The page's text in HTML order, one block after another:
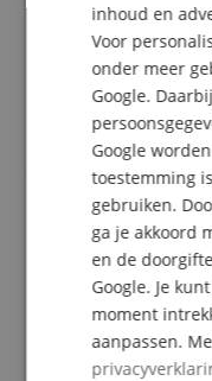
Beoordeling doorHolger
Deze beoordeling is
geverifieerde
Hoofdtelefoon
Beoordeling door
Deze beoordeling is
geverifieerde
Visueel goed, klinkt
inhoud en
Voor
onder meer
Google.
Google
toestemming
gebruiken.
ga je akkoord
en de
Google. Je
moment
aanpassen.